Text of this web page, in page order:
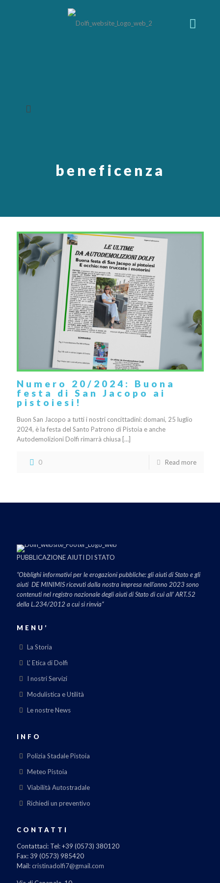
beneficenza
Numero 20/2024: Buona
festa di San Jacopo ai
pistoiesi!
Buon San Jacopo a tutti i nostri concittadini: domani, 25 luglio
2024, è la festa del Santo Patrono di Pistoia e anche
Autodemolizioni Dolfi rimarrà chiusa […]
0 Read more
PUBBLICAZIONE AIUTI DI STATO
“Obblighi informativi per le erogazioni pubbliche: gli aiuti di Stato e gli
aiuti DE MINIMIS ricevuti dalla nostra impresa nell’anno 2023 sono
contenuti nel registro nazionale degli aiuti di Stato di cui all’ ART.52
della L.234/2012 a cui si rinvia“
MENU’
La Storia
L' Etica di Dolfi
I nostri Servizi
Modulistica e Utilità
Le nostre News
INFO
Polizia Stadale Pistoia
Meteo Pistoia
Viabilità Autostradale
Richiedi un preventivo
CONTATTI
Contattaci: Tel: +39 (0573) 380120
Fax: 39 (0573) 985420
Mail:cristinadolfi7@gmail.com